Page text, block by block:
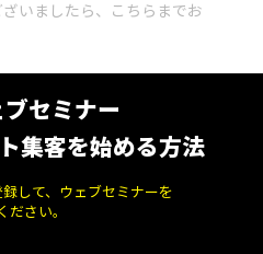
いましたら、 こちら までお
セミナー
集客を始める方法
して、ウェブセミナーを
ださい。